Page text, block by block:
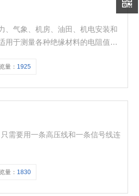
、气象、机房、油田、机电安装和
用于测量各种绝缘材料的电阻值及
量： 1925
需要用一条高压线和一条信号线连
量： 1830